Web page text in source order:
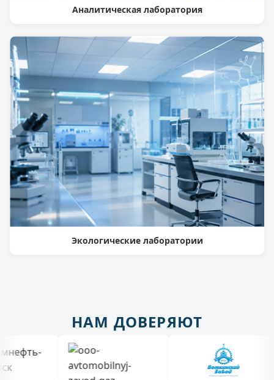
Аналитическая лаборатория
Экологические лаборатории
НАМ ДОВЕРЯЮТ